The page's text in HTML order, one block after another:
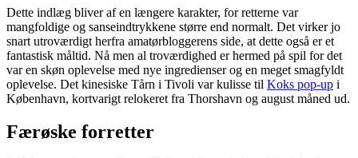
epicenteret
af
naturvin”
Dette indlæg bliver af en længere karakter, for retterne var
mangfoldige og sanseindtrykkene større end normalt. Det virker jo
snart utroværdigt herfra amatørbloggerens side, at dette også er et
fantastisk måltid. Nå men al troværdighed er hermed på spil for det
var en skøn oplevelse med nye ingredienser og en meget smagfyldt
oplevelse. Det kinesiske Tårn i Tivoli var kulisse til Koks pop-up i
København, kortvarigt relokeret fra Thorshavn og august måned ud.
Færøske forretter